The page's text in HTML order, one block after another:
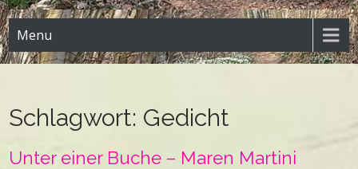
Menu
Schlagwort: Gedicht
Unter einer Buche – Maren Martini